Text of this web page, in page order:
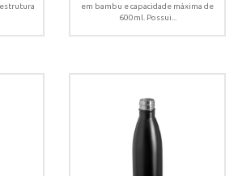
em bambu e capacidade máxima de
600ml. Possui...